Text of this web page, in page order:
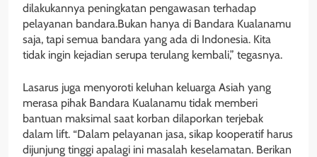
dilakukannya peningkatan pengawasan terhadap
pelayanan bandara.Bukan hanya di Bandara Kualanamu
saja, tapi semua bandara yang ada di Indonesia. Kita
tidak ingin kejadian serupa terulang kembali,” tegasnya.
Lasarus juga menyoroti keluhan keluarga Asiah yang
merasa pihak Bandara Kualanamu tidak memberi
bantuan maksimal saat korban dilaporkan terjebak
dalam lift. “Dalam pelayanan jasa, sikap kooperatif harus
dijunjung tinggi apalagi ini masalah keselamatan. Berikan